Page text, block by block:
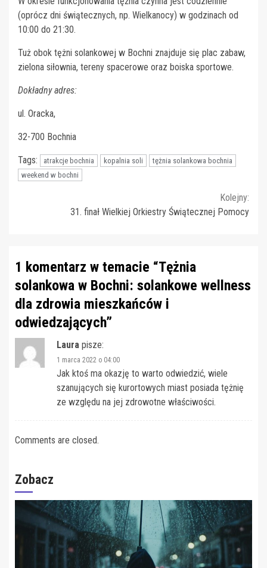
(oprócz dni świątecznych, np. Wielkanocy) w godzinach od
10:00 do 21:30.
Tuż obok tężni solankowej w Bochni znajduje się plac zabaw,
zielona siłownia, tereny spacerowe oraz boiska sportowe.
Dokładny adres:
ul. Oracka,
32-700 Bochnia
Tags: atrakcje bochnia kopalnia soli
tężnia solankowa bochnia
weekend w bochni
Kolejny:
31. finał Wielkiej Orkiestry Świątecznej Pomocy
1 komentarz w temacie “Tężnia
solankowa w Bochni: solankowe wellness
dla zdrowia mieszkańców i
odwiedzających”
Laura pisze:
1 marca 2022 o 04:00
Jak ktoś ma okazję to warto odwiedzić, wiele
szanujących się kurortowych miast posiada tężnię
ze względu na jej zdrowotne właściwości.
Comments are closed.
Zobacz